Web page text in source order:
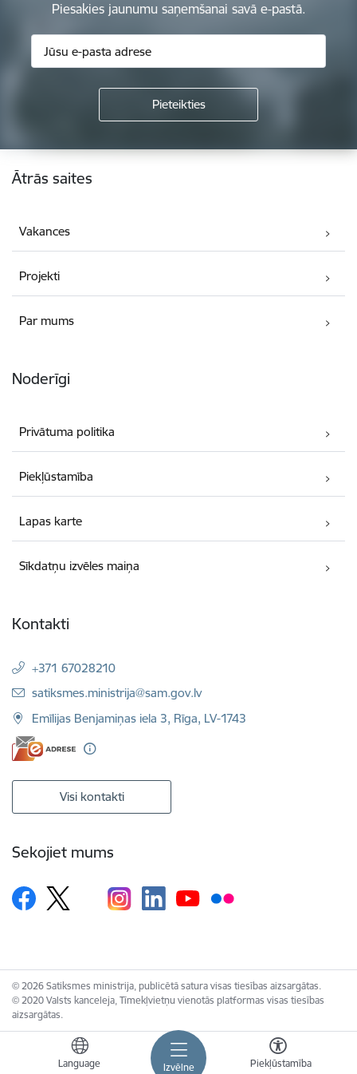
Izvēlne
Language Piekļūstamība
Piesakies jaunumu saņemšanai savā e-pastā.
Kājene
Ātrās saites
Vakances
Projekti
Par mums
Noderīgi
Privātuma politika
Piekļūstamība
Lapas karte
Sīkdatņu izvēles maiņa
Kontakti
+371 67028210
E-pasts:
satiksmes.ministrija@sam.gov.lv
Emīlijas Benjamiņas iela 3, Rīga, LV-1743
Visi kontakti
Sekojiet mums
© 2026 Satiksmes ministrija, publicētā satura visas tiesības aizsargātas.
© 2020 Valsts kanceleja, Tīmekļvietņu vienotās platformas visas tiesības
aizsargātas.